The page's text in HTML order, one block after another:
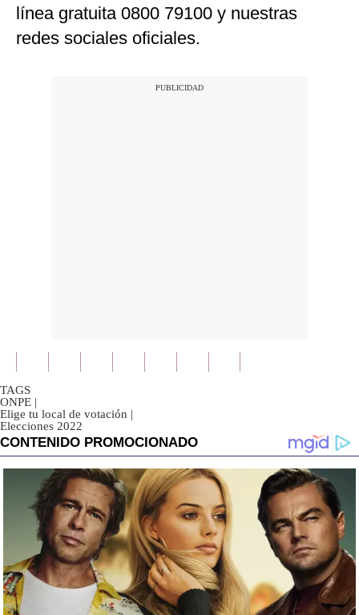
línea gratuita 0800 79100 y nuestras
redes sociales oficiales.
TAGS
ONPE |
Elige tu local de votación |
Elecciones 2022